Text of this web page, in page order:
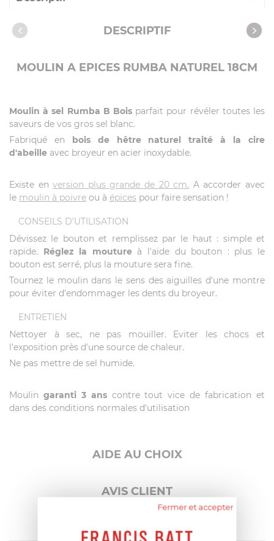
Caractéristiques DESCRIPTIF
MOULIN A EPICES RUMBA NATUREL 18CM
Moulin à sel Rumba B Bois parfait pour révéler toutes les
saveurs de vos gros sel blanc.
Fabriqué en
bois de hêtre naturel traité à la cire
d'abeille avec broyeur en acier inoxydable.
Existe enversion plus grande de 20 cm. A accorder avec
le moulin à poivre ou à épices pour faire sensation !
CONSEILS D'UTILISATION
Dévissez le bouton et remplissez par le haut : simple et
rapide. Réglez la moutureà l'aide du bouton : plus le
bouton est serré, plus la mouture sera fine.
Tournez le moulin dans le sens des aiguilles d'une montre
pour éviter d'endommager les dents du broyeur.
ENTRETIEN
Nettoyer à sec, ne pas mouiller. Eviter les chocs et
l'exposition près d'une source de chaleur.
Ne pas mettre de sel humide.
Moulin garanti 3 anscontre tout vice de fabrication et
dans des conditions normales d'utilisation
AIDE AU CHOIX
AVIS CLIENT
Fermer et accepter